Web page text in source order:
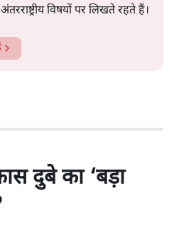
विषयों पर लिखते रहते हैं।
दुबे का ‘बड़ा